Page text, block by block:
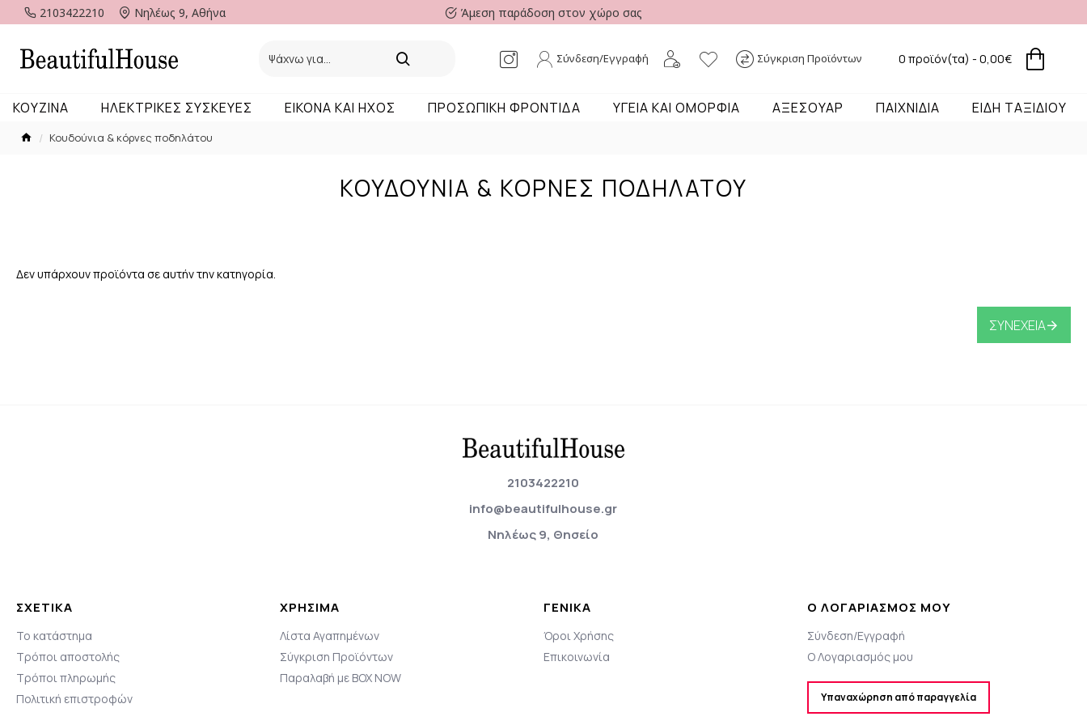
2103422210 Νηλέως 9, Αθήνα Άμεση παράδοση στον χώρο σας
Σύνδεση/Εγγραφή Σύγκριση Προϊόντων 0 προϊόν(τα) - 0,00€
KOYZINA ΗΛΕΚΤΡΙΚΕΣ ΣΥΣΚΕΥΕΣ ΕΙΚΟΝΑ ΚΑΙ ΗΧΟΣ ΠΡΟΣΩΠΙΚΗ ΦΡΟΝΤΙΔΑ ΥΓΕΙΑ ΚΑΙ ΟΜΟΡΦΙΑ ΑΞΕΣΟΥΑΡ ΠΑΙΧΝΙΔΙΑ ΕΙΔΗ ΤΑΞΙΔΙΟΥ
Κουδούνια & κόρνες ποδηλάτου
ΚΟΥΔΟΎΝΙΑ & ΚΌΡΝΕΣ ΠΟΔΗΛΆΤΟΥ
Δεν υπάρχουν προϊόντα σε αυτήν την κατηγορία.
ΣΥΝΈΧΕΙΑ
2103422210
info@beautifulhouse.gr
Νηλέως 9, Θησείο
ΣΧΕΤΙΚΆ
Το κατάστημα
Τρόποι αποστολής
Τρόποι πληρωμής
Πολιτική επιστροφών
ΧΡΗΣΙΜΑ
Λίστα Αγαπημένων
Σύγκριση Προϊόντων
Παραλαβή με BOX NOW
ΓΕΝΙΚΆ
Όροι Χρήσης
Επικοινωνία
Ο ΛΟΓΑΡΙΑΣΜΌΣ ΜΟΥ
Σύνδεση/Εγγραφή
Ο Λογαριασμός μου
Υπαναχώρηση από παραγγελία